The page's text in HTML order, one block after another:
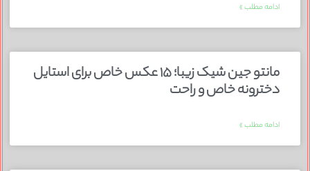
ادامه مطلب »
مانتو جین شیک زیبا؛ ۱۵ عکس خاص برای استایل
دخترونه خاص و راحت
ادامه مطلب »